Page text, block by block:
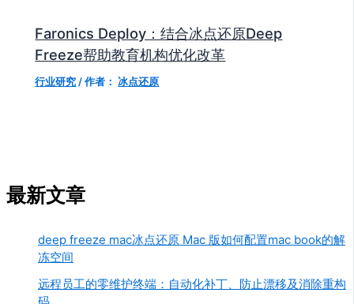
Faronics Deploy：结合冰点还原Deep
Freeze帮助教育机构优化改革
行业研究 / 作者： 冰点还原
最新文章
deep freeze mac冰点还原 Mac 版如何配置mac book的解
冻空间
远程员工的零维护终端：自动化补丁、防止漂移及消除重构